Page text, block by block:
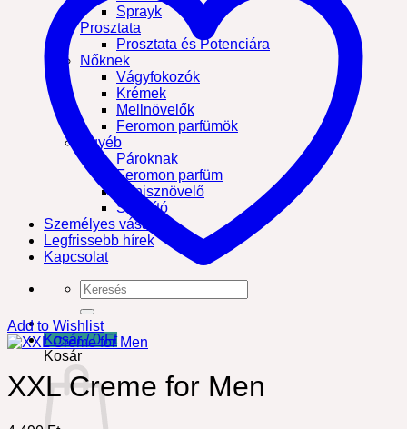
Sprayk
Prosztata
Prosztata és Potenciára
Nőknek
Vágyfokozók
Krémek
Mellnövelők
Feromon parfümök
Egyéb
Pároknak
Feromon parfüm
Pénisznövelő
Síkosító
Személyes vásárlás
Legfrissebb hírek
Kapcsolat
Keresés
a
következőre:
Kosár /0Ft
Kosár
Add to Wishlist
XXL Creme for Men